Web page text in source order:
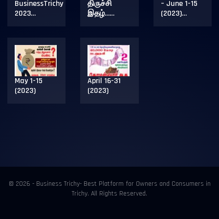
BusinessTrichy
2023…
திருச்சி
இதழ்……
– June 1-15
(2023)…
May 1-15
(2023)
April 16-31
(2023)
© 2026 - Business Trichy- Best Platform for Owners and Consumers in
Trichy. All Rights Reserved.